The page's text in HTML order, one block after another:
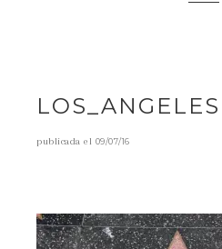
LOS_ANGELES
publicada el 09/07/16